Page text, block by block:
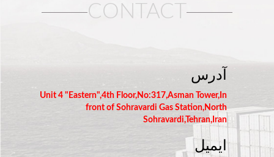
CONTACT
آدرس
Unit 4 "Eastern",4th Floor,No:317,Asman Tower,In
front of Sohravardi Gas Station,North
Sohravardi,Tehran,Iran
ایمیل